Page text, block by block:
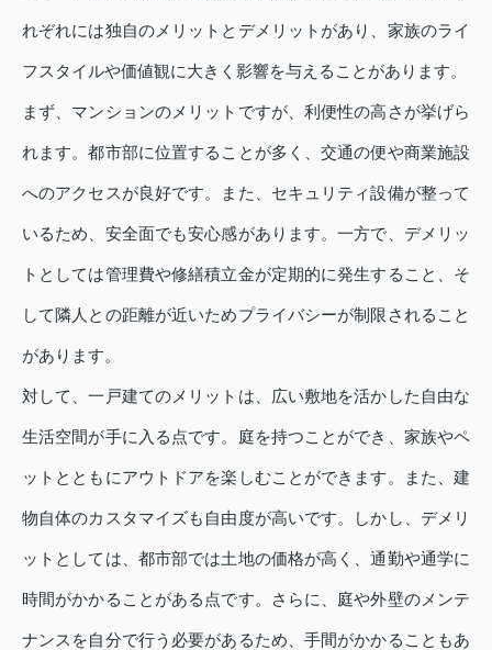
れぞれには独自のメリットとデメリットがあり、家族のライ
フスタイルや価値観に大きく影響を与えることがあります。
まず、マンションのメリットですが、利便性の高さが挙げら
れます。都市部に位置することが多く、交通の便や商業施設
へのアクセスが良好です。また、セキュリティ設備が整って
いるため、安全面でも安心感があります。一方で、デメリッ
トとしては管理費や修繕積立金が定期的に発生すること、そ
して隣人との距離が近いためプライバシーが制限されること
があります。
対して、一戸建てのメリットは、広い敷地を活かした自由な
生活空間が手に入る点です。庭を持つことができ、家族やペ
ットとともにアウトドアを楽しむことができます。また、建
物自体のカスタマイズも自由度が高いです。しかし、デメリ
ットとしては、都市部では土地の価格が高く、通勤や通学に
時間がかかることがある点です。さらに、庭や外壁のメンテ
ナンスを自分で行う必要があるため、手間がかかることもあ